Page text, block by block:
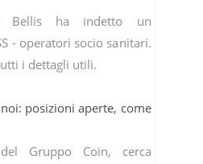
Bellis ha indetto un
- operatori socio sanitari.
i dettagli utili.
posizioni aperte, come
Gruppo Coin, cerca